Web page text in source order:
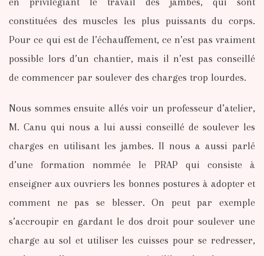
constituées des muscles les plus puissants du corps.
Pour ce qui est de l’échauffement, ce n’est pas vraiment
possible lors d’un chantier, mais il n’est pas conseillé
de commencer par soulever des charges trop lourdes.
Nous sommes ensuite allés voir un professeur d’atelier,
M. Canu qui nous a lui aussi conseillé de soulever les
charges en utilisant les jambes. Il nous a aussi parlé
d’une formation nommée le PRAP qui consiste à
enseigner aux ouvriers les bonnes postures à adopter et
comment ne pas se blesser. On peut par exemple
s’accroupir en gardant le dos droit pour soulever une
charge au sol et utiliser les cuisses pour se redresser,